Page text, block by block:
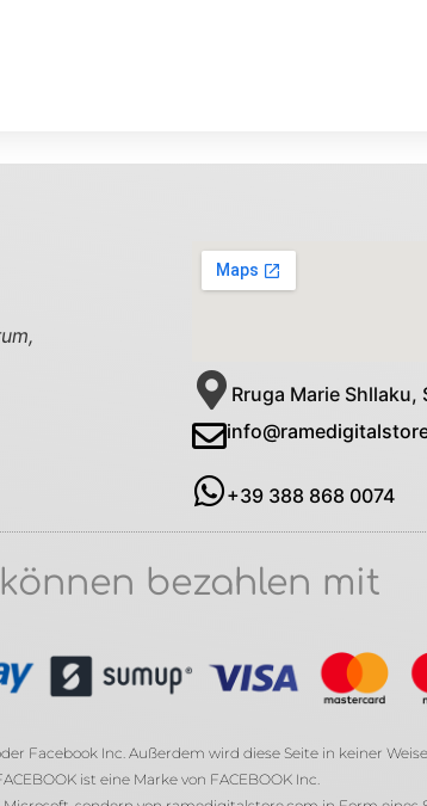
Rruga Marie Shllaku,
+39 388 868 0074
bezahlen mit
Facebook Inc. Außerdem wird diese Seite in keiner
ist eine Marke von FACEBOOK Inc.